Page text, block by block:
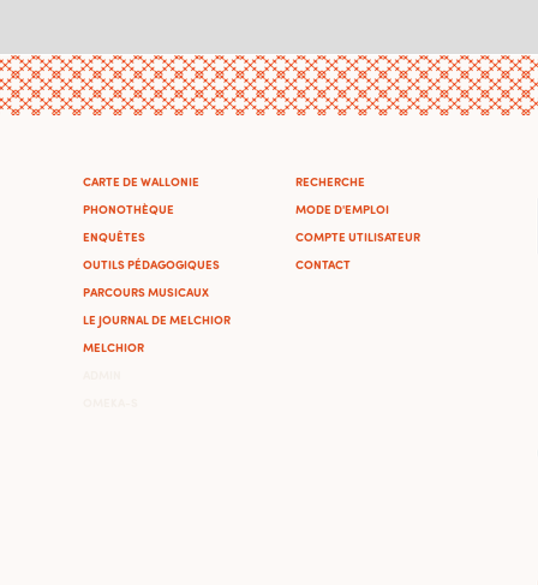
CARTE DE WALLONIE
PHONOTHÈQUE
ENQUÊTES
OUTILS PÉDAGOGIQUES
PARCOURS MUSICAUX
LE JOURNAL DE MELCHIOR
MELCHIOR
RECHERCHE
MODE D'EMPLOI
COMPTE UTILISATEUR
CONTACT